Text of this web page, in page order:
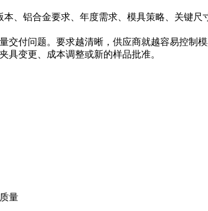
、铝合金要求、年度需求、模具策略、关键
付问题。要求越清晰，供应商就越容易控制
具变更、成本调整或新的样品批准。
量